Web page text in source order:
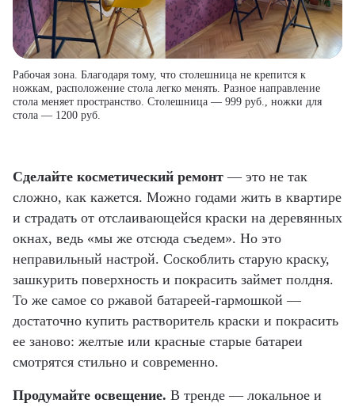
Рабочая зона. Благодаря тому, что столешница не крепится к
ножкам, расположение стола легко менять. Разное направление
стола меняет пространство. Столешница — 999 руб., ножки для
стола — 1200 руб.
Сделайте косметический ремонт — это не так
сложно, как кажется. Можно годами жить в квартире
и страдать от отслаивающейся краски на деревянных
окнах, ведь «мы же отсюда съедем». Но это
неправильный настрой. Соскоблить старую краску,
зашкурить поверхность и покрасить займет полдня.
То же самое со ржавой батареей-гармошкой —
достаточно купить растворитель краски и покрасить
ее заново: желтые или красные старые батареи
смотрятся стильно и современно.
Продумайте освещение. В тренде — локальное и